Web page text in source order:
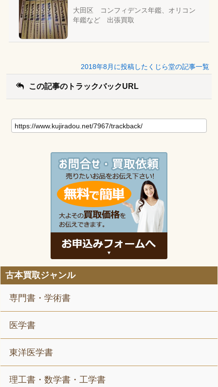
大田区 コンフィデンス年鑑、オリコン
年鑑など 出張買取
2018年8月に投稿したくじら堂の記事一覧
この記事のトラックバックURL
古本買取ジャンル
専門書・学術書
医学書
東洋医学書
理工書・数学書・工学書